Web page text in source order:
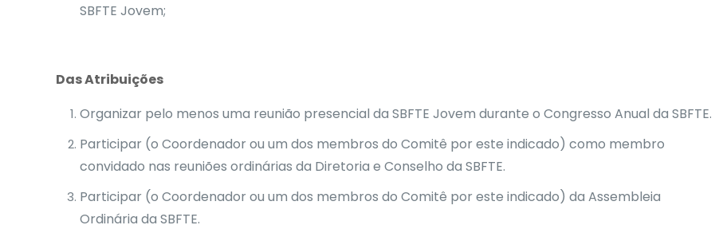
SBFTE Jovem;
Das Atribuições
Organizar pelo menos uma reunião presencial da SBFTE Jovem durante o Congresso Anual da SBFTE.
Participar (o Coordenador ou um dos membros do Comitê por este indicado) como membro
convidado nas reuniões ordinárias da Diretoria e Conselho da SBFTE.
Participar (o Coordenador ou um dos membros do Comitê por este indicado) da Assembleia
Ordinária da SBFTE.